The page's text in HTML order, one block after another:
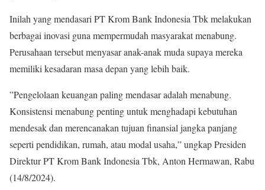
Inilah yang mendasari PT Krom Bank Indonesia Tbk melakukan
berbagai inovasi guna mempermudah masyarakat menabung.
Perusahaan tersebut menyasar anak-anak muda supaya mereka
memiliki kesadaran masa depan yang lebih baik.
”Pengelolaan keuangan paling mendasar adalah menabung.
Konsistensi menabung penting untuk menghadapi kebutuhan
mendesak dan merencanakan tujuan finansial jangka panjang
seperti pendidikan, rumah, atau modal usaha,” ungkap Presiden
Direktur PT Krom Bank Indonesia Tbk, Anton Hermawan, Rabu
(14/8/2024).